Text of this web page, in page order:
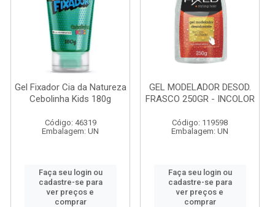
Gel Fixador Cia da Natureza
Cebolinha Kids 180g
Código: 46319
Embalagem: UN
Faça seu login ou
cadastre-se para
ver preços e
comprar
GEL MODELADOR DESOD.
FRASCO 250GR - INCOLOR
Código: 119598
Embalagem: UN
Faça seu login ou
cadastre-se para
ver preços e
comprar